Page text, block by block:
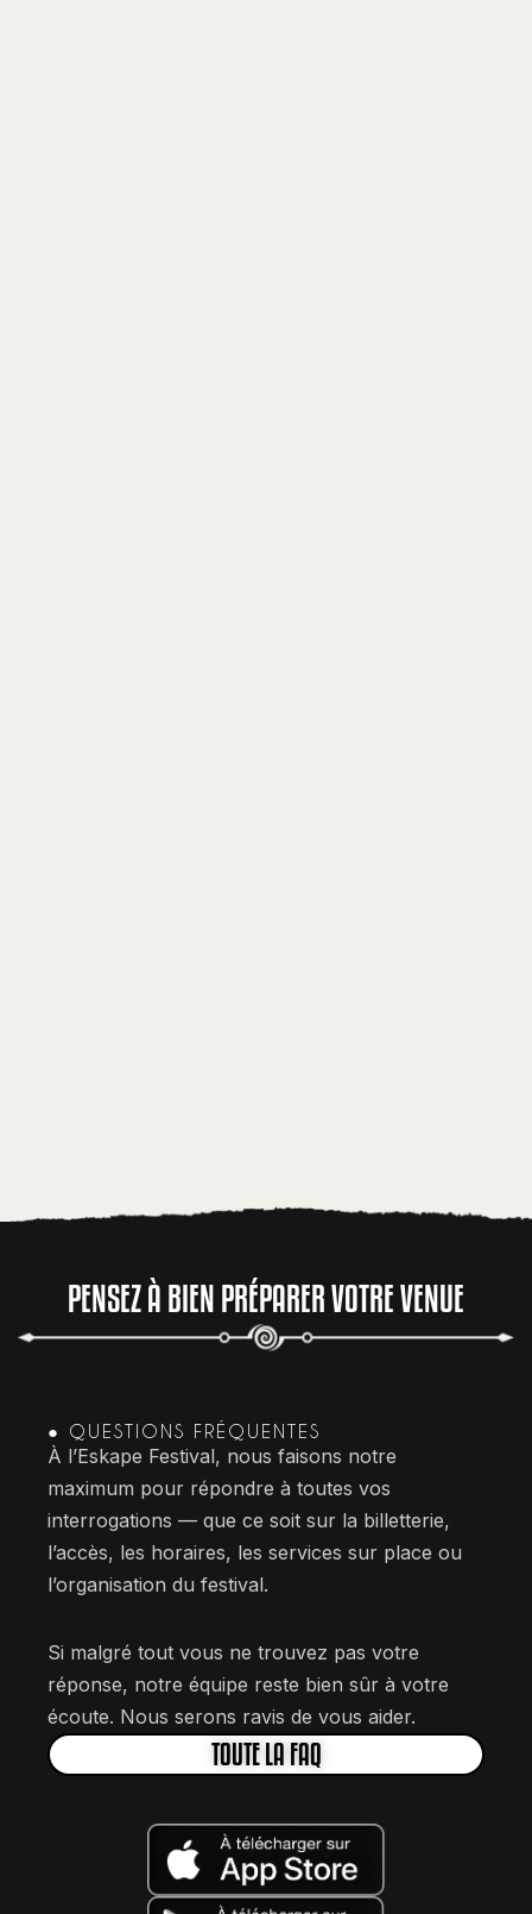
PENSEZ À BIEN PRÉPARER VOTRE VENUE
● QUESTIONS FRÉQUENTES
À l’Eskape Festival, nous faisons notre
maximum pour répondre à toutes vos
interrogations — que ce soit sur la billetterie,
l’accès, les horaires, les services sur place ou
l’organisation du festival.
Si malgré tout vous ne trouvez pas votre
réponse, notre équipe reste bien sûr à votre
écoute. Nous serons ravis de vous aider.
TOUTE LA FAQ